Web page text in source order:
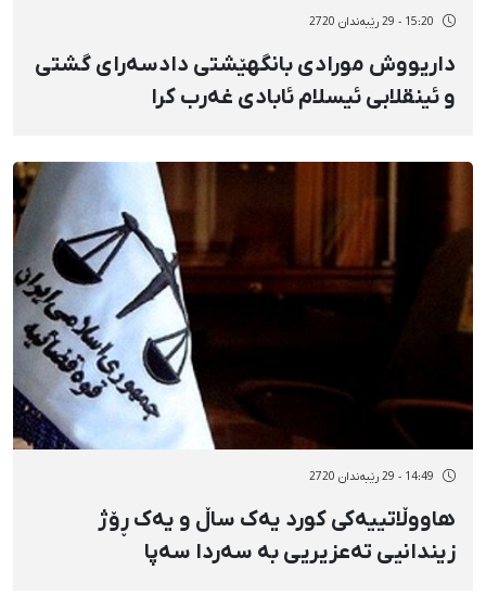
15:20 - 29 رێبەندان 2720
داریووش مورادی بانگهێشتی دادسەرای گشتی
و ئینقلابی ئیسلام ئابادی غەرب کرا
14:49 - 29 رێبەندان 2720
هاووڵاتییەکی کورد یەک ساڵ و یەک ڕۆژ
زیندانیی تەعزیریی بە سەردا سەپا